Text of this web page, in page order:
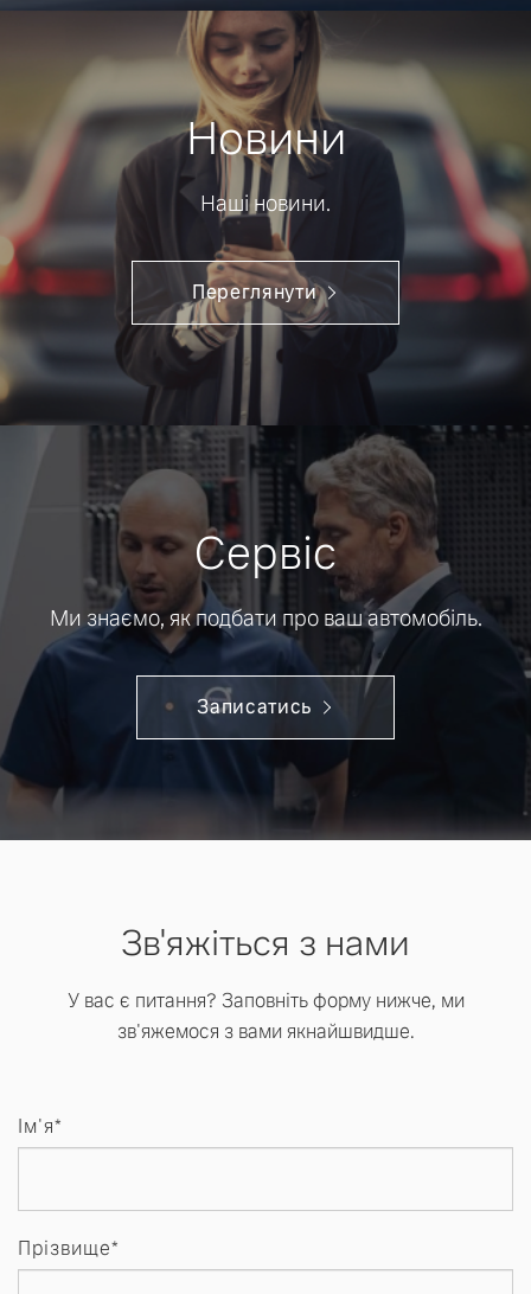
Новини
Наші новини.
Переглянути
Сервіс
Ми знаємо, як подбати про ваш автомобіль.
Записатись
Зв'яжіться з нами
У вас є питання? Заповніть форму нижче, ми
зв'яжемося з вами якнайшвидше.
Ім'я*
Прізвище*